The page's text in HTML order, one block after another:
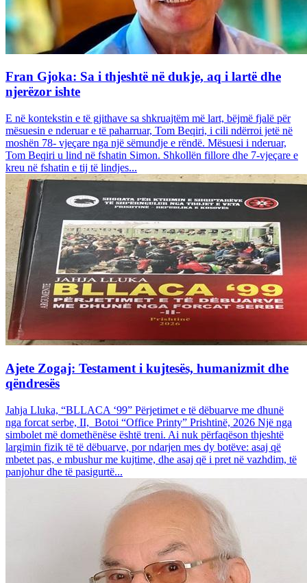
Fran Gjoka: Sa i thjeshtë në dukje, aq i lartë dhe
njerëzor ishte
E në kontekstin e të gjithave sa shkruajtëm më lart, bëjmë fjalë për
mësuesin e nderuar e të paharruar, Tom Beqiri, i cili ndërroi jetë në
moshën 78- vjeçare nga një sëmundje e rëndë. Mësuesi i nderuar,
Tom Beqiri u lind në fshatin Simon. Shkollën fillore dhe 7-vjeçare e
kreu në fshatin e tij të lindjes...
Ajete Zogaj: Testament i kujtesës, humanizmit dhe
qëndresës
Jahja Lluka, “BLLACA ‘99” Përjetimet e të dëbuarve me dhunë
nga forcat serbe, II, Botoi “Office Printy” Prishtinë, 2026 Një nga
simbolet më domethënëse është treni. Ai nuk përfaqëson thjeshtë
largimin fizik të të dëbuarve, por ndarjen mes dy botëve: asaj që
mbetet pas, e mbushur me kujtime, dhe asaj që i pret në vazhdim, të
panjohur dhe të pasigurtë...